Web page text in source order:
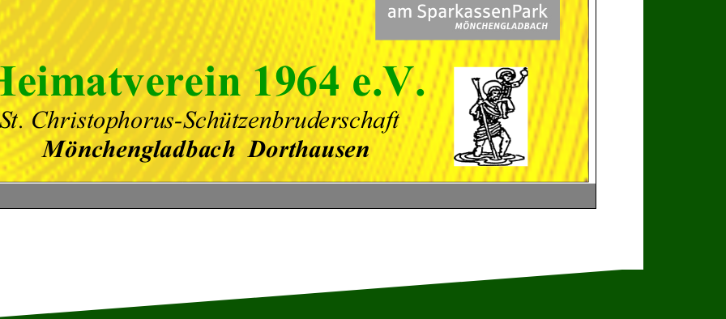
matverein 1964 e.V.
t.Christophorus-Schützenbruderschaft
Mönchengladbach Dorthausen